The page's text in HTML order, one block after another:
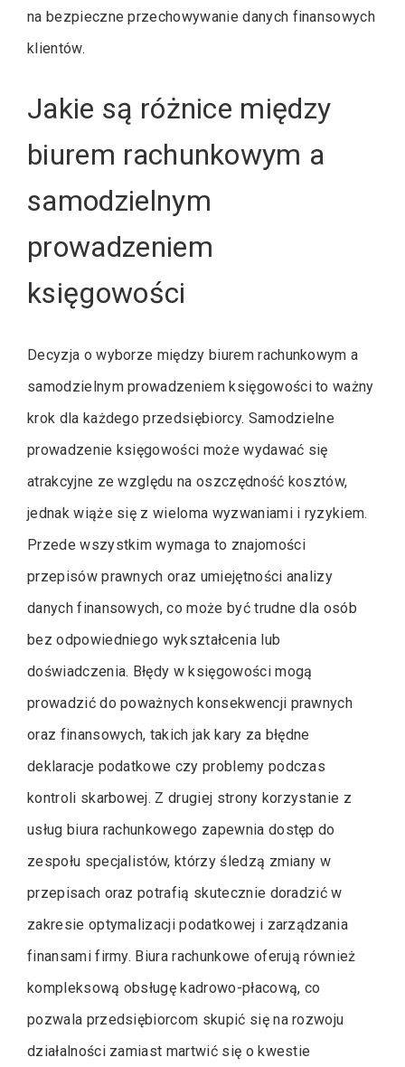
na bezpieczne przechowywanie danych finansowych
klientów.
Jakie są różnice między
biurem rachunkowym a
samodzielnym
prowadzeniem
księgowości
Decyzja o wyborze między biurem rachunkowym a
samodzielnym prowadzeniem księgowości to ważny
krok dla każdego przedsiębiorcy. Samodzielne
prowadzenie księgowości może wydawać się
atrakcyjne ze względu na oszczędność kosztów,
jednak wiąże się z wieloma wyzwaniami i ryzykiem.
Przede wszystkim wymaga to znajomości
przepisów prawnych oraz umiejętności analizy
danych finansowych, co może być trudne dla osób
bez odpowiedniego wykształcenia lub
doświadczenia. Błędy w księgowości mogą
prowadzić do poważnych konsekwencji prawnych
oraz finansowych, takich jak kary za błędne
deklaracje podatkowe czy problemy podczas
kontroli skarbowej. Z drugiej strony korzystanie z
usług biura rachunkowego zapewnia dostęp do
zespołu specjalistów, którzy śledzą zmiany w
przepisach oraz potrafią skutecznie doradzić w
zakresie optymalizacji podatkowej i zarządzania
finansami firmy. Biura rachunkowe oferują również
kompleksową obsługę kadrowo-płacową, co
pozwala przedsiębiorcom skupić się na rozwoju
działalności zamiast martwić się o kwestie